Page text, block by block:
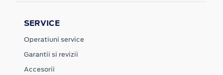
SERVICE
Operatiuni service
Garantii si revizii
Accesorii